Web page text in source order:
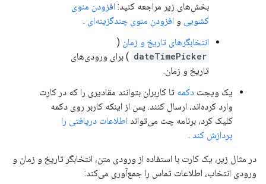
بخش‌های زیر مراجعه کنید: افزودن منوی
کشویی و افزودن منوی چندگزینه‌ای .
انتخابگرهای تاریخ و زمان (
dateTimePicker ) برای ورودی‌های
تاریخ و زمان.
یک ویجت دکمه تا کاربران بتوانند مقادیری را که در کارت
وارد کرده‌اند، ارسال کنند. پس از اینکه کاربر روی دکمه
کلیک کرد، برنامه چت می‌تواند اطلاعات دریافتی را
پردازش کند .
در مثال زیر، یک کارت با استفاده از ورودی متن، انتخابگر تاریخ و زمان و
ورودی انتخاب، اطلاعات تماس را جمع‌آوری می‌کند: